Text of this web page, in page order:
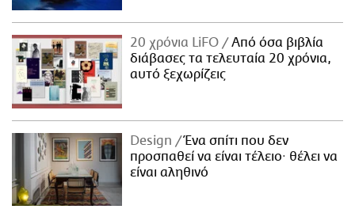
20 χρόνια LiFO
Από όσα βιβλία
διάβασες τα τελευταία 20 χρόνια,
αυτό ξεχωρίζεις
Design
Ένα σπίτι που δεν
προσπαθεί να είναι τέλειο· θέλει να
είναι αληθινό